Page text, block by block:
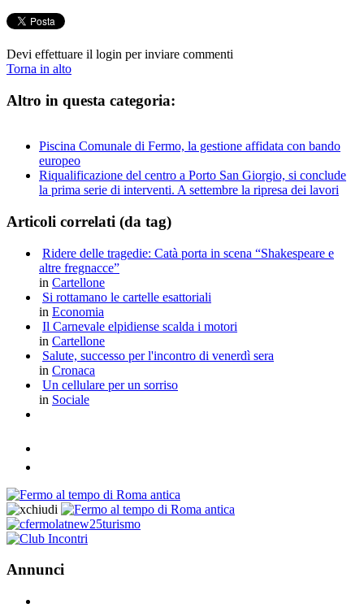
Devi effettuare il login per inviare commenti
Torna in alto
Altro in questa categoria:
Piscina Comunale di Fermo, la gestione affidata con bando
europeo
Riqualificazione del centro a Porto San Giorgio, si conclude
la prima serie di interventi. A settembre la ripresa dei lavori
Articoli correlati (da tag)
Ridere delle tragedie: Catà porta in scena “Shakespeare e
altre fregnacce”
in Cartellone
Si rottamano le cartelle esattoriali
in Economia
Il Carnevale elpidiense scalda i motori
in Cartellone
Salute, successo per l'incontro di venerdì sera
in Cronaca
Un cellulare per un sorriso
in Sociale
Annunci